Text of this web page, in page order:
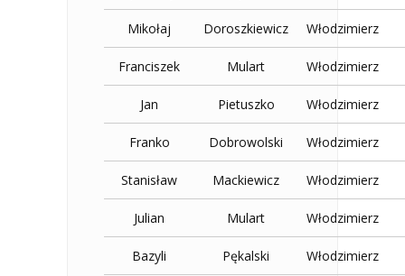
Mikołaj Doroszkiewicz Włodzimierz
Franciszek Mulart Włodzimierz
Jan Pietuszko Włodzimierz
Franko Dobrowolski Włodzimierz
Stanisław Mackiewicz Włodzimierz
Julian Mulart Włodzimierz
Bazyli Pękalski Włodzimierz